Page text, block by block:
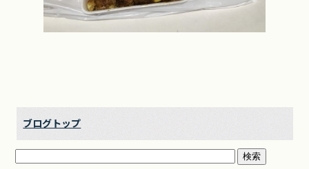
ブログトップ